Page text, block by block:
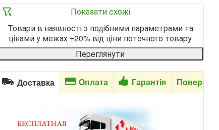
Показати схожі
Товари в наявності з подібними параметрами та
цінами у межах ±20% від ціни поточного товару
Переглянути
Доставка Оплата Гарантія